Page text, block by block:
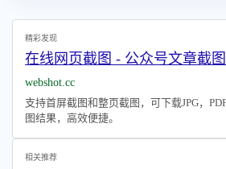
精彩发现
在线网页截图 - 公众号文章截图
webshot.cc
支持首屏截图和整页截图，可下载JPG，
图结果，高效便捷。
相关推荐